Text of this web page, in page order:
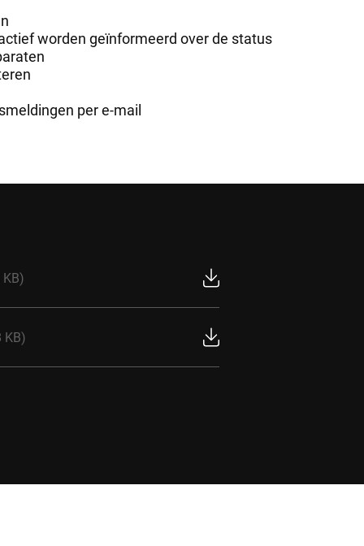
worden geïnformeerd over de status
per e-mail
KB)
KB)